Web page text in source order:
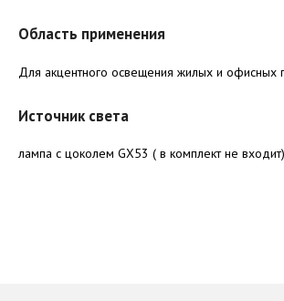
Область применения
Для акцентного освещения жилых и офисных
Источник света
лампа с цоколем GX53 ( в комплект не входит)